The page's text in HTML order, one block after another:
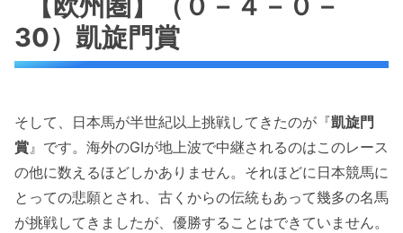
30）凱旋門賞
そして、日本馬が半世紀以上挑戦してきたのが『凱旋門
賞』です。海外のGIが地上波で中継されるのはこのレース
の他に数えるほどしかありません。それほどに日本競馬に
とっての悲願とされ、古くからの伝統もあって幾多の名馬
が挑戦してきましたが、優勝することはできていません。